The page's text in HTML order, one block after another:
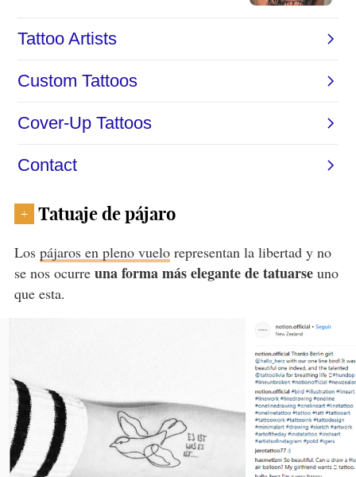
+ Tatuaje de pájaro
Los pájaros en pleno vuelorepresentan la libertad y no
se nos ocurre una forma más elegante de tatuarseuno
que esta.